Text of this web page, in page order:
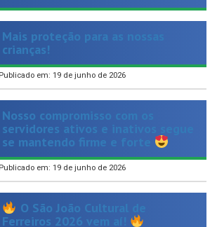
Mais proteção para as nossas
crianças!
Publicado em: 19 de junho de 2026
Nosso compromisso com os
servidores ativos e inativos segue
se mantendo firme e forte
Publicado em: 19 de junho de 2026
O São João Cultural de
Ferreiros 2026 vem aí!
Publicado em: 17 de junho de 2026